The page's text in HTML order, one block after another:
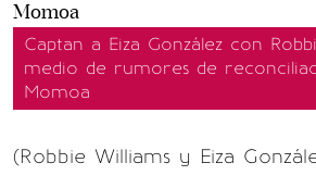
Captan a Eiza González con
medio de rumores de
Momoa
(Robbie Williams y Eiza